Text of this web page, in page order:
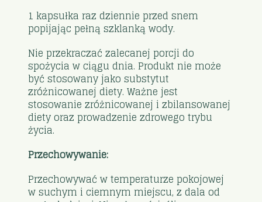
1 kapsułka raz dziennie przed snem
popijając pełną szklanką wody.
Nie przekraczać zalecanej porcji do
spożycia w ciągu dnia. Produkt nie może
być stosowany jako substytut
zróżnicowanej diety. Ważne jest
stosowanie zróżnicowanej i zbilansowanej
diety oraz prowadzenie zdrowego trybu
życia.
Przechowywanie:
Przechowywać w temperaturze pokojowej
w suchym i ciemnym miejscu, z dala od